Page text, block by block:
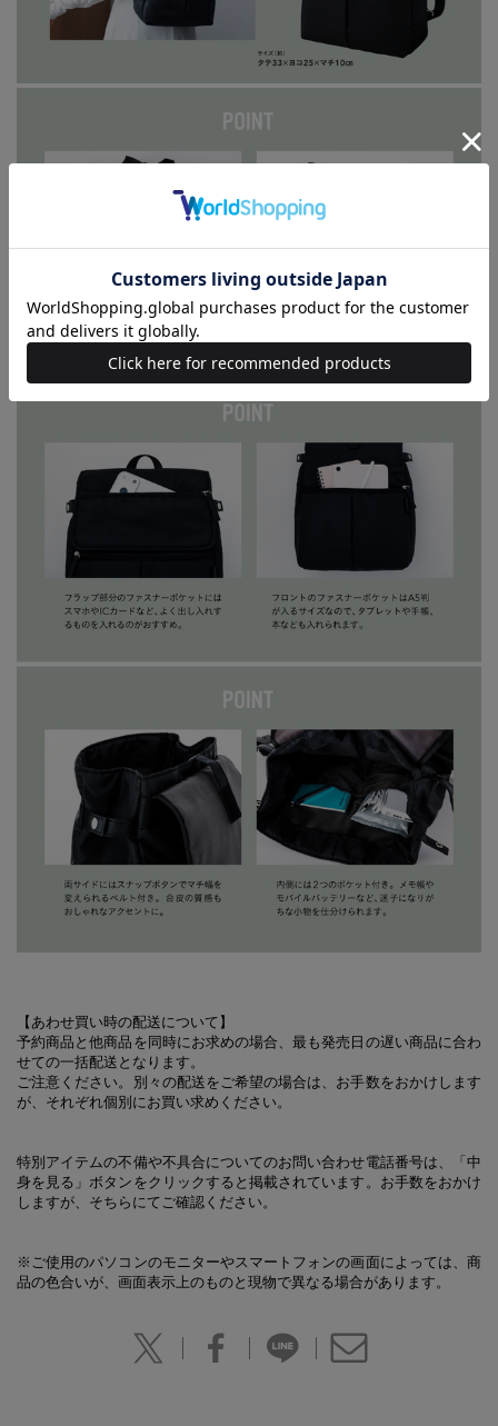
【あわせ買い時の配送について】
予約商品と他商品を同時にお求めの場合、最も発売日の遅い商品に合わ
せての一括配送となります。
ご注意ください。別々の配送をご希望の場合は、お手数をおかけします
が、それぞれ個別にお買い求めください。
特別アイテムの不備や不具合についてのお問い合わせ電話番号は、「中
身を見る」ボタンをクリックすると掲載されています。お手数をおかけ
しますが、そちらにてご確認ください。
※ご使用のパソコンのモニターやスマートフォンの画面によっては、商
品の色合いが、画面表示上のものと現物で異なる場合があります。